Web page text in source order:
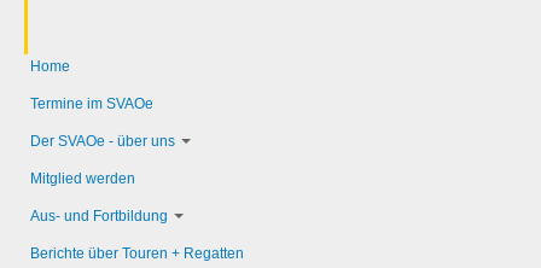
Home
Termine im SVAOe
Der SVAOe - über uns
Mitglied werden
Aus- und Fortbildung
Berichte über Touren + Regatten